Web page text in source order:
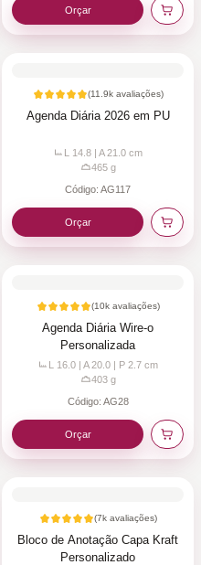
Orçar
(11.9kavaliações)
Agenda Diária 2026 em PU
L 14.8 | A 21.0 cm
465g
Código: AG117
Orçar
(10kavaliações)
Agenda Diária Wire-o
Personalizada
L 16.0 | A 20.0 | P 2.7 cm
403g
Código: AG28
Orçar
(7kavaliações)
Bloco de Anotação Capa Kraft
Personalizado